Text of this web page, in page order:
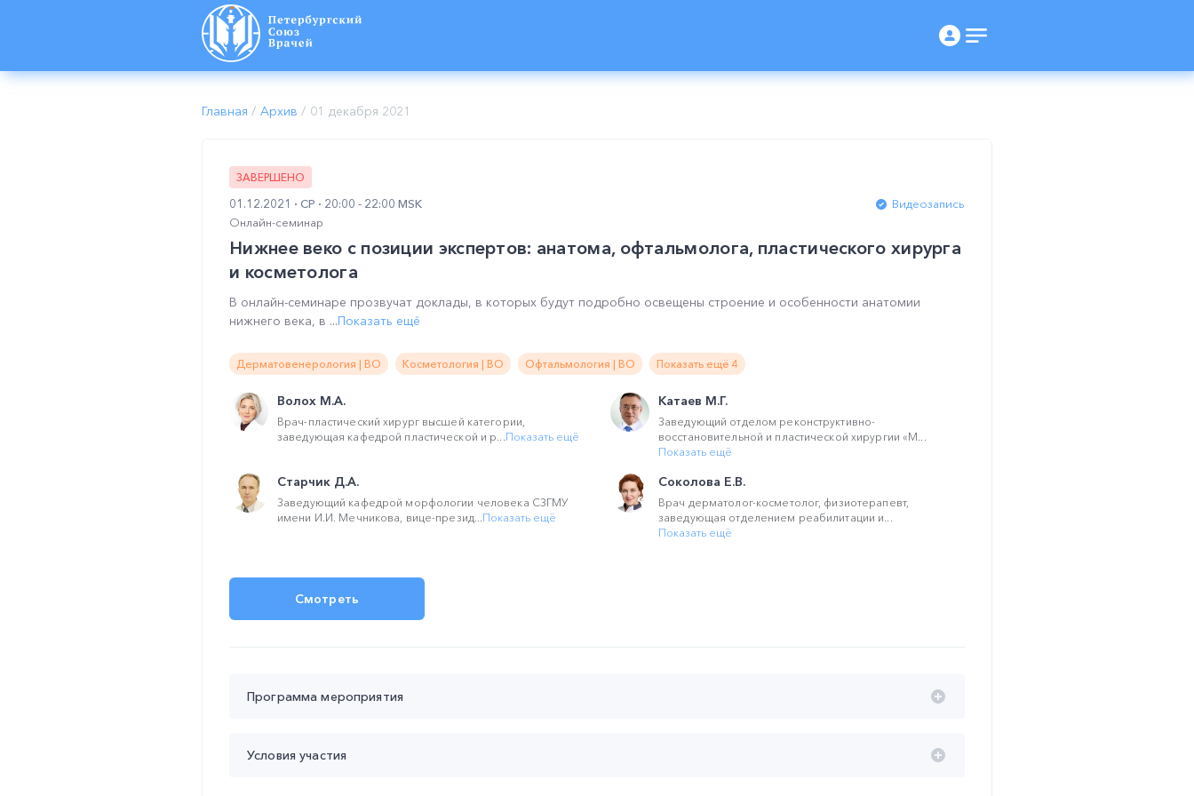
Главная / Архив / 01 декабря 2021
ЗАВЕРШЕНО
01.12.2021 СР 20:00 - 22:00 MSK
Видеозапись
Онлайн-семинар
Нижнее веко с позиции экспертов: анатома, офтальмолога, пластического хирурга
и косметолога
В онлайн-семинаре прозвучат доклады, в которых будут подробно освещены строение и особенности анатомии
нижнего века, в ...Показать ещё
Дерматовенерология | ВО Косметология | ВО Офтальмология | ВО Показать ещё 4
Волох М.А.
Врач-пластический хирург высшей категории,
заведующая кафедрой пластической и р...Показать ещё
Катаев М.Г.
Заведующий отделом реконструктивно-
восстановительной и пластической хирургии «М...
Показать ещё
Старчик Д.А.
Заведующий кафедрой морфологии человека СЗГМУ
имени И.И. Мечникова, вице-презид...Показать ещё
Соколова Е.В.
Врач дерматолог-косметолог, физиотерапевт,
заведующая отделением реабилитации и...
Показать ещё
Смотреть
Программа мероприятия
Условия участия